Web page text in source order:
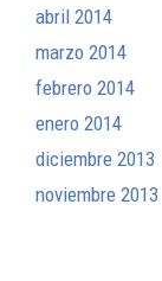
abril 2014
marzo 2014
febrero 2014
enero 2014
diciembre 2013
noviembre 2013